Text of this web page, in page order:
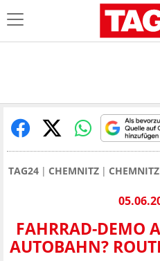
TAG24 CHEMNITZ
FAHRRAD-DEMO
AUTOBAHN?